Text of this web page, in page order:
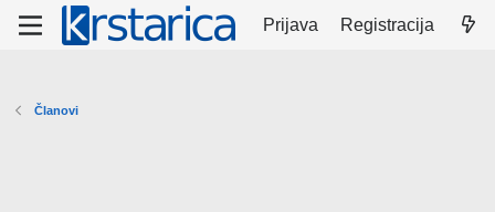
Prijava Registracija
Članovi